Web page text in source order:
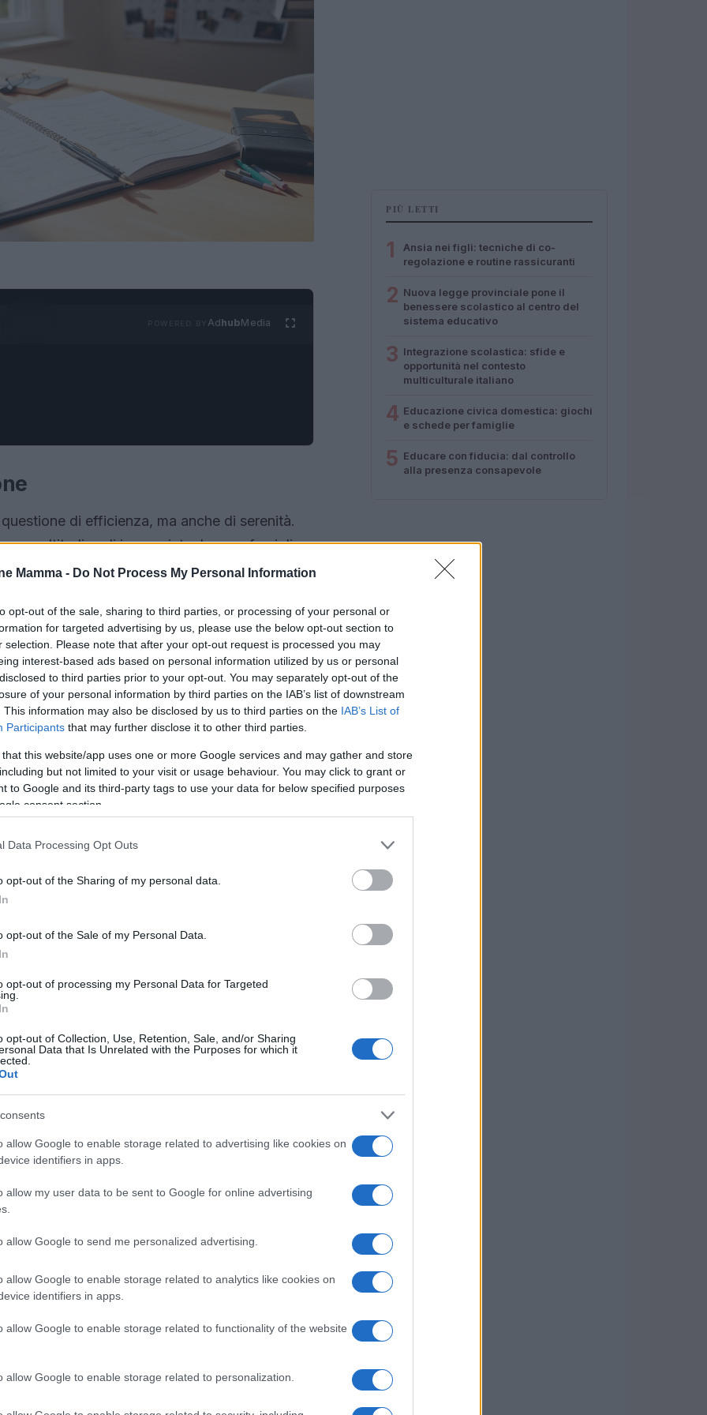
Mamma - Do Not Process My Personal Information
opt-out of the sale, sharing to third parties, or processing of your personal or
for targeted advertising by us, please use the below opt-out section to
selection. Please note that after your opt-out request is processed you may
interest-based ads based on personal information utilized by us or personal
to third parties prior to your opt-out. You may separately opt-out of the
of your personal information by third parties on the IAB’s list of downstream
This information may also be disclosed by us to third parties on the IAB’s List of
Participants that may further disclose it to other third parties.
that this website/app uses one or more Google services and may gather and store
but not limited to your visit or usage behaviour. You may click to grant or
to Google and its third-party tags to use your data for below specified purposes
consent section.
Data Processing Opt Outs
opt-out of the Sharing of my personal data.
opt-out of the Sale of my Personal Data.
opt-out of processing my Personal Data for Targeted
opt-out of Collection, Use, Retention, Sale, and/or Sharing
Data that Is Unrelated with the Purposes for which it
allow Google to enable storage related to advertising like cookies on
identifiers in apps.
allow my user data to be sent to Google for online advertising
allow Google to send me personalized advertising.
allow Google to enable storage related to analytics like cookies on
identifiers in apps.
allow Google to enable storage related to functionality of the website
allow Google to enable storage related to personalization.
AdhubMedia
di efficienza, ma anche di serenità.
moltitudine di impegni, tra lavoro, famiglia e
può fare la differenza, riducendo lo stress e
planner, puoi visualizzare le tue attività,
sotto controllo ciò che devi fare, tutto in
pianificazione
la pianificazione è
lista delle cose da fare e tracker delle
della tua giornata. Con oltre 1 milione
di personalizzare la tua giornata in
la pianificazione un compito semplice e
visiva permette di avere una panoramica
e modificare attività in pochi secondi,
l’app su diversi dispositivi, sincronizzando i tuoi
con un planner come Structured. Le
PIÙ LETTI
1
Ansia nei figli: tecniche di co-
regolazione e routine rassicuranti
2 Nuova legge provinciale pone il
benessere scolastico al centro del
sistema educativo
3 Integrazione scolastica: sfide e
opportunità nel contesto
multiculturale italiano
4 Educazione civica domestica: giochi
e schede per famiglie
5 Educare con fiducia: dal controllo
alla presenza consapevole